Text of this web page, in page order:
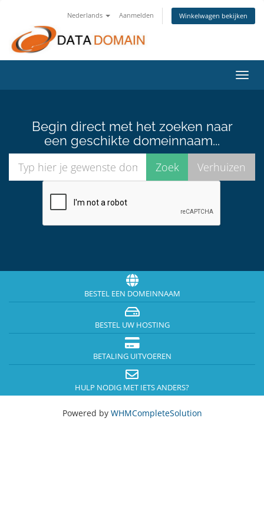
Nederlands Aanmelden Winkelwagen bekijken
in-/
Begin direct met het zoeken naar
een geschikte domeinnaam...
BESTEL EEN DOMEINNAAM
BESTEL UW HOSTING
BETALING UITVOEREN
HULP NODIG MET IETS ANDERS?
Powered by WHMCompleteSolution